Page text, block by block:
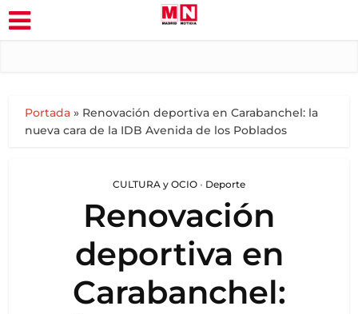
Portada » Renovación deportiva en Carabanchel: la
nueva cara de la IDB Avenida de los Poblados
CULTURA y OCIO • Deporte
Renovación
deportiva en
Carabanchel: